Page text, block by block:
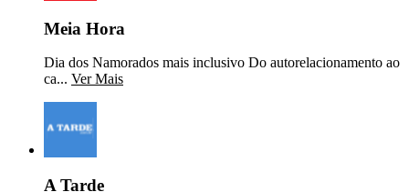
Meia Hora
Dia dos Namorados mais inclusivo Do autorelacionamento ao
ca... Ver Mais
A Tarde